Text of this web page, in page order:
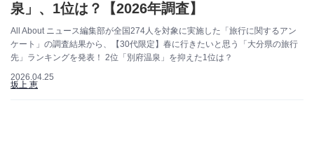
泉」、1位は？【2026年調査】
All About ニュース編集部が全国274人を対象に実施した「旅行に関するアン
ケート」の調査結果から、【30代限定】春に行きたいと思う「大分県の旅行
先」ランキングを発表！ 2位「別府温泉」を抑えた1位は？
2026.04.25
坂上 恵